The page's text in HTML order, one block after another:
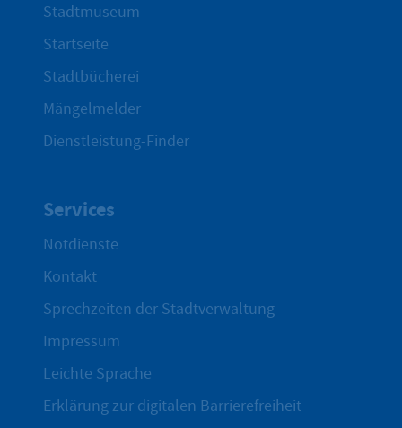
Stadtmuseum
Startseite
Stadtbücherei
Mängelmelder
Dienstleistung-Finder
Services
Notdienste
Kontakt
Sprechzeiten der Stadtverwaltung
Impressum
Leichte Sprache
Erklärung zur digitalen Barrierefreiheit